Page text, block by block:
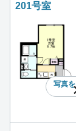
201号室
写真を